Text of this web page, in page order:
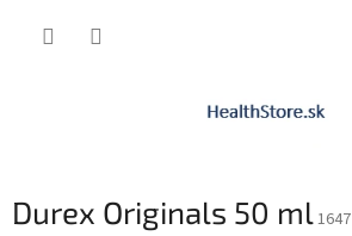
Durex Originals 50 ml1647